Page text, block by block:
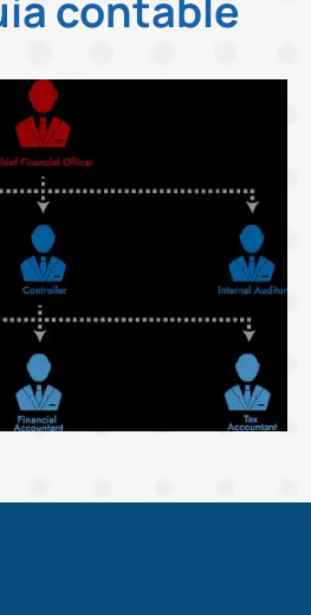
contable